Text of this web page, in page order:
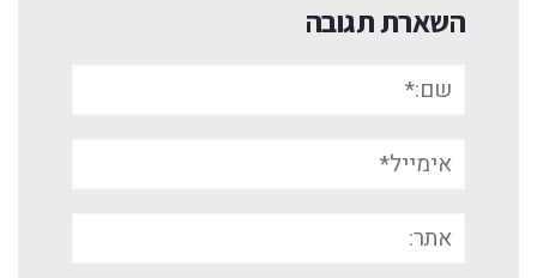
השארת תגובה
אימייל*